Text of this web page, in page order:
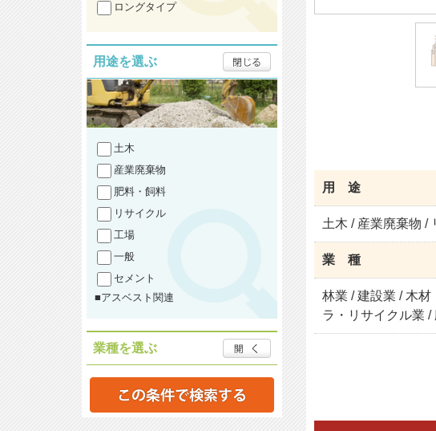
ロングタイプ
用途を選ぶ
土木
産業廃棄物
肥料・飼料
リサイクル
工場
一般
セメント
■アスベスト関連
業種を選ぶ
用 途
土木 / 産業廃棄物 /
業 種
林業 / 建設業 / 木
ラ・リサイクル業